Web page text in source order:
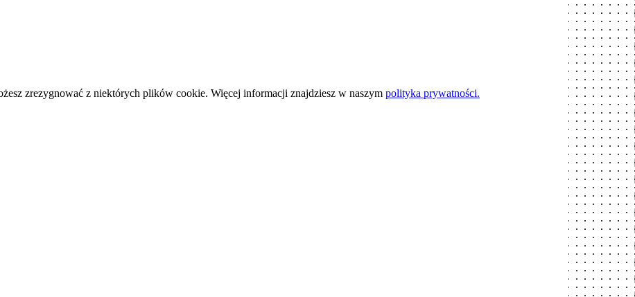
zrezygnować z niektórych plików cookie. Więcej informacji znajdziesz w naszym polityka prywatności.